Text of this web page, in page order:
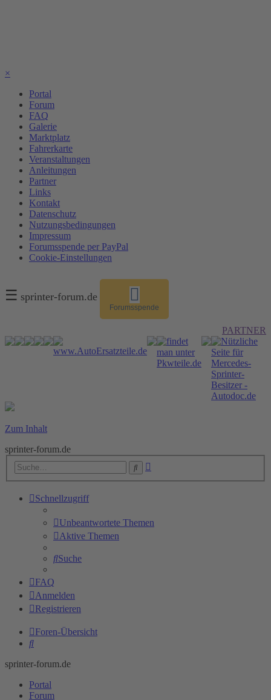
×
Portal
Forum
FAQ
Galerie
Marktplatz
Fahrerkarte
Veranstaltungen
Anleitungen
Partner
Links
Kontakt
Datenschutz
Nutzungsbedingungen
Impressum
Forumsspende per PayPal
Cookie-Einstellungen
☰ sprinter-forum.de
Forumsspende
PARTNER
Zum Inhalt
sprinter-forum.de
Suche
Schnellzugriff
Unbeantwortete Themen
Aktive Themen
Suche
FAQ
Anmelden
Registrieren
Foren-Übersicht
Suche
sprinter-forum.de
Portal
Forum